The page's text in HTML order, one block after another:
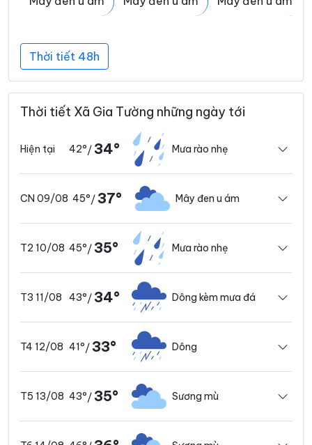
Thời tiết 48h
Thời tiết Xã Gia Tường những ngày tới
Hiện tại 42°/ 34° Mưa rào nhẹ
CN 09/08 45°/ 37° Mây đen u ám
T2 10/08 45°/ 35° Mưa rào nhẹ
T3 11/08 43°/ 34° Dông kèm mưa đá
T4 12/08 41°/ 33° Dông
T5 13/08 43°/ 35° Sương mù